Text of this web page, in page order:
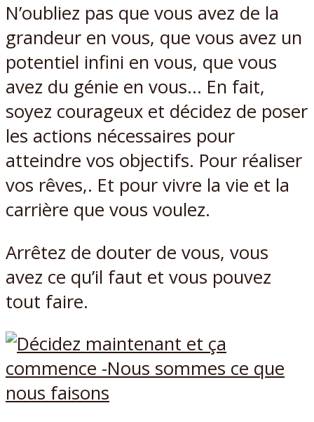
N’oubliez pas que vous avez de la
grandeur en vous, que vous avez un
potentiel infini en vous, que vous
avez du génie en vous… En fait,
soyez courageux et décidez de poser
les actions nécessaires pour
atteindre vos objectifs. Pour réaliser
vos rêves,. Et pour vivre la vie et la
carrière que vous voulez.
Arrêtez de douter de vous, vous
avez ce qu’il faut et vous pouvez
tout faire.